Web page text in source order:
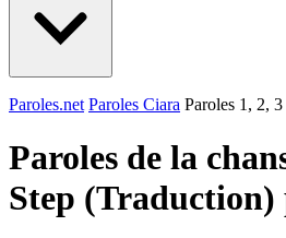
Paroles.net Paroles Ciara Paroles 1, 2,
Paroles de la
Step (Traduction)